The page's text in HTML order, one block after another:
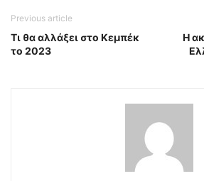
Previous article
Τι θα αλλάξει στο Κεμπέκ
το 2023
H